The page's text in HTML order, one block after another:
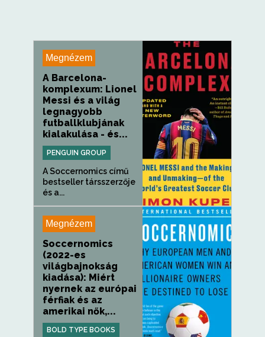
Megnézem
A Barcelona-
komplexum: Lionel
Messi és a világ
legnagyobb
futballklubjának
kialakulása - és...
PENGUIN GROUP
A Soccernomics című
bestseller társszerzője
és a...
Megnézem
Soccernomics
(2022-es
világbajnokság
kiadása): Miért
nyernek az európai
férfiak és az
amerikai nők,...
BOLD TYPE BOOKS